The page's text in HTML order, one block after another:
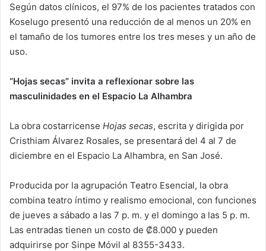
Según datos clínicos, el 97% de los pacientes tratados con
Koselugo presentó una reducción de al menos un 20% en
el tamaño de los tumores entre los tres meses y un año de
uso.
“Hojas secas” invita a reflexionar sobre las
masculinidades en el Espacio La Alhambra
La obra costarricense Hojas secas, escrita y dirigida por
Cristhiam Álvarez Rosales, se presentará del 4 al 7 de
diciembre en el Espacio La Alhambra, en San José.
Producida por la agrupación Teatro Esencial, la obra
combina teatro íntimo y realismo emocional, con funciones
de jueves a sábado a las 7 p. m. y el domingo a las 5 p. m.
Las entradas tienen un costo de ₡8.000 y pueden
adquirirse por Sinpe Móvil al 8355-3433.